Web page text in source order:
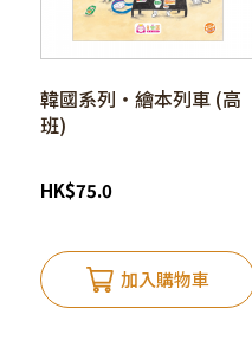
韓國系列‧繪本列車 (高
班)
HK$75.0
加入購物車